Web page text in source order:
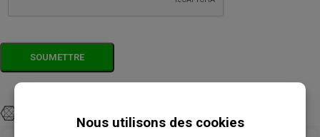
Produits Connexes